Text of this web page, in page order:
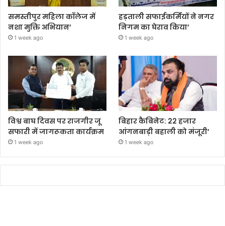
समस्तीपुर महिला कॉलेज में
नशा मुक्ति अभियान’
1 week ago
हड़ताली सफाईकर्मियों ने नगर
निगम का घेराव किया’
1 week ago
विश्व बाघ दिवस पर राजगीर जू
सफारी में जागरूकता कार्यक्रम
1 week ago
बिहार कैबिनेट: 22 हजार
आंगनबाड़ी बहाली को मंजूरी’
1 week ago